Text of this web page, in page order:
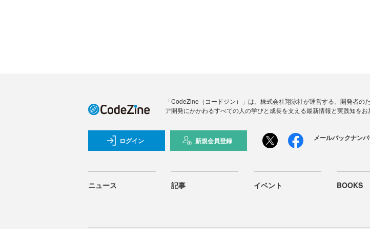
「CodeZine（コードジン）」は、株式会社翔泳社が運営する、開発者
ア開発にかかわるすべての人の学びと成長を支える最新情報と実践知をお
ログイン 新規会員登録 メールバックナン
ニュース 記事 イベント BOOKS